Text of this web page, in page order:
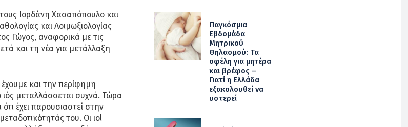
Ιορδάνη Χασαπόπουλο και
και Λοιμωξιολογίας
Γώγος, αναφορικά με τις
και τη νέα για μετάλλαξη
και την περίφημη
ιός μεταλλάσσεται συχνά. Τώρα
έχει παρουσιαστεί στην
του. Οι ιοί
Παγκόσμια
Εβδομάδα
Μητρικού
Θηλασμού: Τα
οφέλη για μητέρα
και βρέφος –
Γιατί η Ελλάδα
εξακολουθεί να
υστερεί